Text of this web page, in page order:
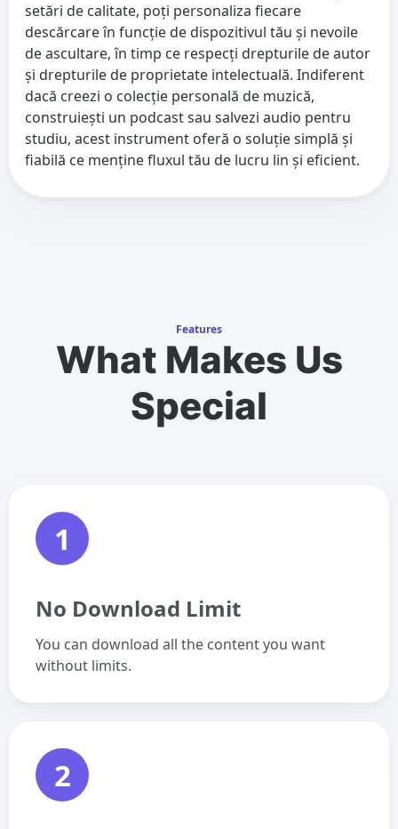
setări de calitate, poți personaliza fiecare
descărcare în funcție de dispozitivul tău și nevoile
de ascultare, în timp ce respecți drepturile de autor
și drepturile de proprietate intelectuală. Indiferent
dacă creezi o colecție personală de muzică,
construiești un podcast sau salvezi audio pentru
studiu, acest instrument oferă o soluție simplă și
fiabilă ce menține fluxul tău de lucru lin și eficient.
Features
What Makes Us
Special
1
No Download Limit
You can download all the content you want
without limits.
2